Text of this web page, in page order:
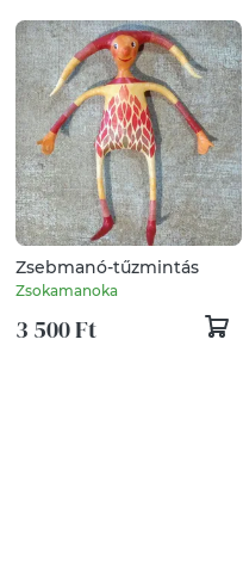
Zsebmanó-tűzmintás
Zsokamanoka
3 500 Ft